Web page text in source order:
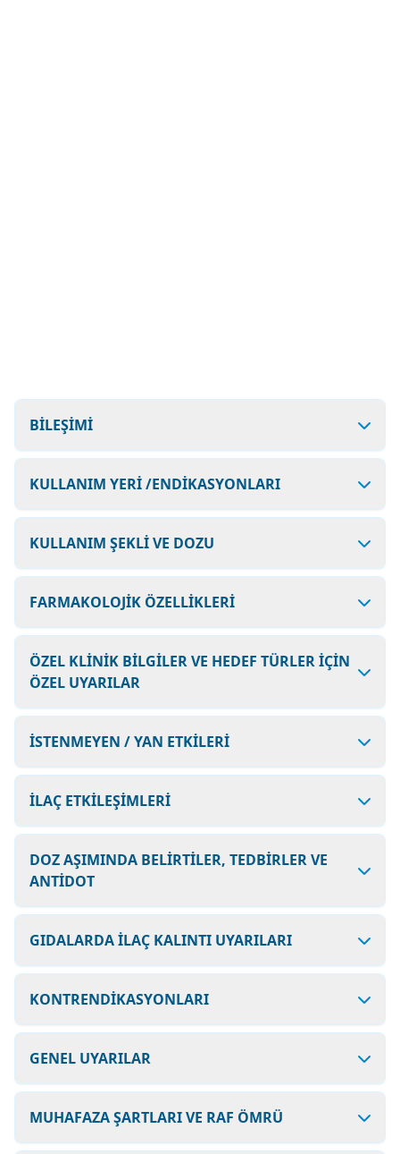
BİLEŞİMİ
KULLANIM YERİ /ENDİKASYONLARI
KULLANIM ŞEKLİ VE DOZU
FARMAKOLOJİK ÖZELLİKLERİ
ÖZEL KLİNİK BİLGİLER VE HEDEF TÜRLER İÇİN
ÖZEL UYARILAR
İSTENMEYEN / YAN ETKİLERİ
İLAÇ ETKİLEŞİMLERİ
DOZ AŞIMINDA BELİRTİLER, TEDBİRLER VE
ANTİDOT
GIDALARDA İLAÇ KALINTI UYARILARI
KONTRENDİKASYONLARI
GENEL UYARILAR
MUHAFAZA ŞARTLARI VE RAF ÖMRÜ